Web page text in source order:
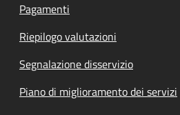
Pagamenti
Riepilogo valutazioni
Segnalazione disservizio
Piano di miglioramento dei servizi